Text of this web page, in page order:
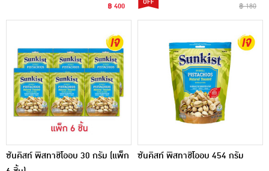
฿ 400
฿ 180
ซันคิสท์ พิสทาชิโออบ 30 กรัม (แพ็ก
ซันคิสท์ พิสทาชิโออบ 454 กรัม